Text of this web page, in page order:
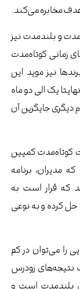
مخابره می‌کند.
و بلندمدت نیز
زمانی کوتاه‌مدت
نیز موید این
یک الی دو ماه
دیگری جایگزین آن
کوتاه‌مدت کمپین
مدیران، برنامه‌
که قرار است به
کرده و به نوعی
را می‌توان در کم
نتیجه‌های زودرس